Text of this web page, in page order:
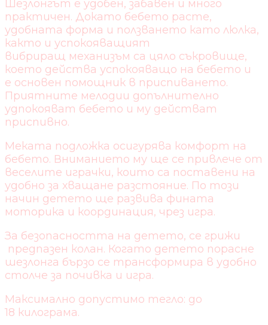
Шезлонгът е удобен, забавен и много
практичен. Докато бебeто расте,
удобната форма и ползването като люлка,
както и успокояващият
вибриращ механизъм са цяло съкровище,
което действа успокояващо на бебето и
е основен помощник в приспиването.
Приятните мелодии допълнително
удпокояват бебето и му действат
приспивно.
Меката подложка осигурява комфорт на
бебето. Вниманието му ще се привлече от
веселите играчки, които са поставени на
удобно за хващане разстояние. По този
начин детето ще развива фината
моторика и координация, чрез игра.
За безопасността на детето, се грижи
предпазен колан. Когато детето порасне
шезлонга бързо се трансформира в удобно
столче за почивка и игра.
Максимално допустимо тегло: до
18 килограма.